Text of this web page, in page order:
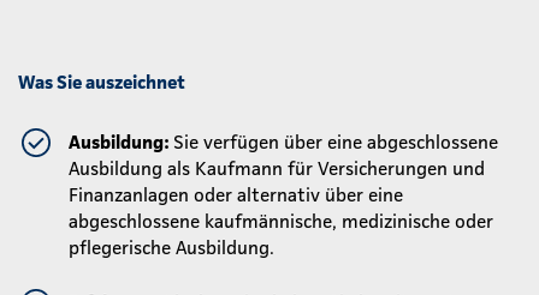
Was Sie auszeichnet
Ausbildung: Sie verfügen über eine abgeschlossene
Ausbildung als Kaufmann für Versicherungen und
Finanzanlagen oder alternativ über eine
abgeschlossene kaufmännische, medizinische oder
pflegerische Ausbildung.